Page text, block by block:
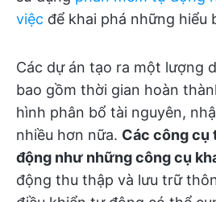
việc để khai phá những hiểu
Các dự án tạo ra một lượng
bao gồm thời gian hoàn
hình phân bổ tài nguyên,
nhiều hơn nữa. Các công cụ
động như những công cụ
động thu thập và lưu trữ